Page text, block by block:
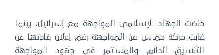
خاضت الجهاد الإسلامي المواجهة مع إسرائيل، بينما
غابت حركة حماس عن المواجهة رغم إعلان قادتها عن
التنسيق الدائم والمستمر في جهود المواجهة